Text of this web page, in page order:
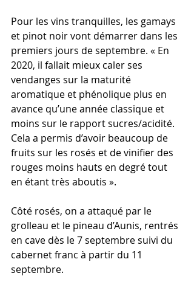
Pour les vins tranquilles, les gamays
et pinot noir vont démarrer dans les
premiers jours de septembre. « En
2020, il fallait mieux caler ses
vendanges sur la maturité
aromatique et phénolique plus en
avance qu’une année classique et
moins sur le rapport sucres/acidité.
Cela a permis d’avoir beaucoup de
fruits sur les rosés et de vinifier des
rouges moins hauts en degré tout
en étant très aboutis ».
Côté rosés, on a attaqué par le
grolleau et le pineau d’Aunis, rentrés
en cave dès le 7 septembre suivi du
cabernet franc à partir du 11
septembre.